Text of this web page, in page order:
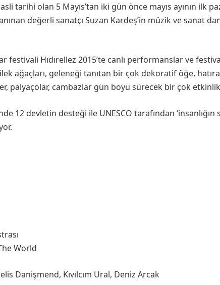
tarihi olan 5 Mayıs’tan iki gün önce mayıs ayının ilk
değerli sanatçı Suzan Kardeş’in müzik ve sanat
festivali Hıdırellez 2015’te canlı performanslar ve
ağaçları, geleneği tanıtan bir çok dekoratif öğe,
palyaçolar, cambazlar gün boyu sürecek bir çok
12 devletin desteği ile UNESCO tarafından
World
Danişmend, Kıvılcım Ural, Deniz Arcak